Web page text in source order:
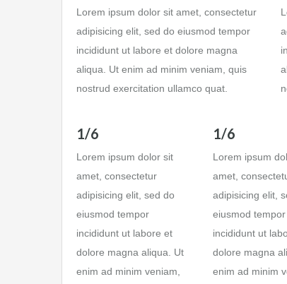
Lorem ipsum dolor sit amet, consectetur
adipisicing elit, sed do eiusmod tempor
incididunt ut labore et dolore magna
aliqua. Ut enim ad minim veniam, quis
nostrud exercitation ullamco quat.
1/6
Lorem ipsum dolor sit
amet, consectetur
adipisicing elit, sed do
eiusmod tempor
incididunt ut labore et
dolore magna aliqua. Ut
enim ad minim veniam,
1/6
Lorem ipsum
amet,
adipisicing elit,
eiusmod tempor
incididunt ut
dolore magna
enim ad minim